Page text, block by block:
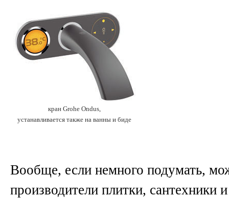
кран Grohe Ondus,
устанавливается также на ванны и биде
Вообще, если немного подумать,
производители плитки, сантехники